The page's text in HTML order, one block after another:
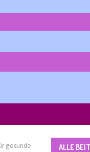
gesunde
ALLE